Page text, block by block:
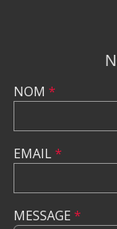
NOM *
EMAIL*
MESSAGE *